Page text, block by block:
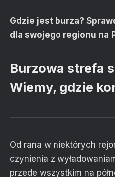
Gdzie jest burza?
dla swojego regionu na
Burzowa strefa
Wiemy, gdzie
Od rana w niektórych
czynienia z
przede wszystkim na